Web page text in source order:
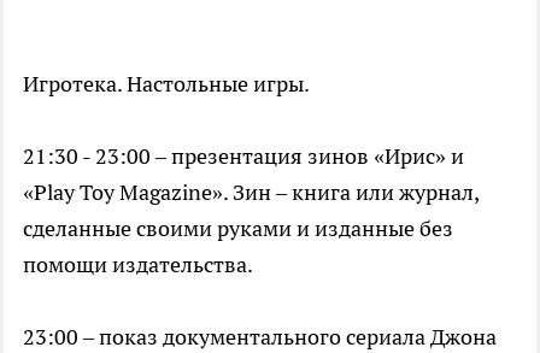
Игротека. Настольные игры.
21:30 - 23:00 – презентация зинов «Ирис» и
«Play Toy Magazine». Зин – книга или журнал,
сделанные своими руками и изданные без
помощи издательства.
23:00 – показ документального сериала Джона